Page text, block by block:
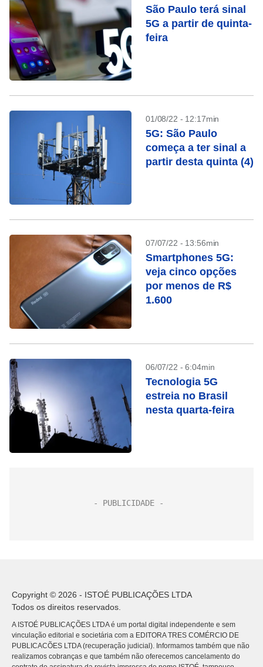
São Paulo terá sinal
5G a partir de quinta-
feira
01/08/22 - 12:17min
5G: São Paulo
começa a ter sinal a
partir desta quinta (4)
07/07/22 - 13:56min
Smartphones 5G:
veja cinco opções
por menos de R$
1.600
06/07/22 - 6:04min
Tecnologia 5G
estreia no Brasil
nesta quarta-feira
Copyright © 2026 - ISTOÉ PUBLICAÇÕES LTDA
Todos os direitos reservados.
A ISTOÉ PUBLICAÇÕES LTDA é um portal digital independente e sem
vinculação editorial e societária com a EDITORA TRES COMÉRCIO DE
PUBLICACÕES LTDA (recuperação judicial). Informamos também que não
realizamos cobranças e que também não oferecemos cancelamento do